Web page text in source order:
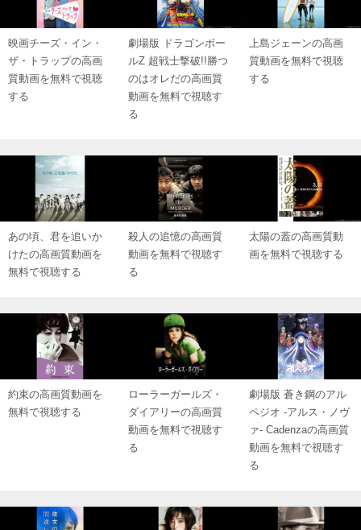
映画チーズ・イン・
ザ・トラップの高画
質動画を無料で視聴
する
劇場版 ドラゴンボー
ルZ 超戦士撃破!!勝つ
のはオレだの高画質
動画を無料で視聴す
る
上島ジェーンの高画
質動画を無料で視聴
する
あの頃、君を追いか
けたの高画質動画を
無料で視聴する
殺人の追憶の高画質
動画を無料で視聴す
る
太陽の蓋の高画質動
画を無料で視聴する
約束の高画質動画を
無料で視聴する
ローラーガールズ・
ダイアリーの高画質
動画を無料で視聴す
る
劇場版 蒼き鋼のアル
ペジオ -アルス・ノヴ
ァ- Cadenzaの高画質
動画を無料で視聴す
る